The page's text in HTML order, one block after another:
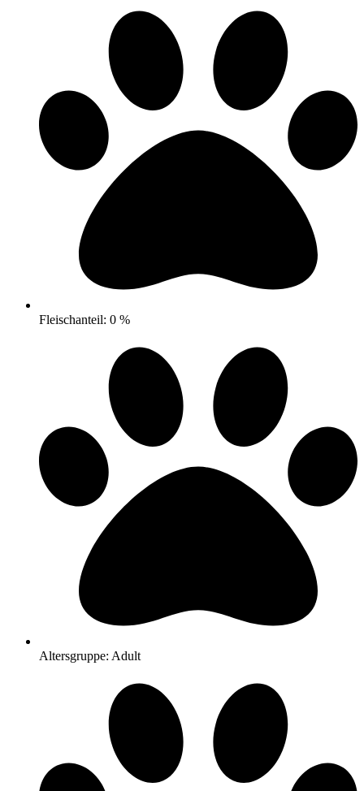
Fleischanteil: 0 %
Altersgruppe: Adult